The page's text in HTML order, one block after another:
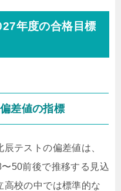
年度の合格目標
差値の指標
テストの偏差値は、
50前後で推移する見込
高校の中では標準的な